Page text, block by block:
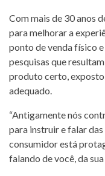
Com mais de 30 anos
para melhorar a
ponto de venda físico
pesquisas que
produto certo,
adequado.
“Antigamente nós
para instruir e falar
consumidor está
falando de você, da